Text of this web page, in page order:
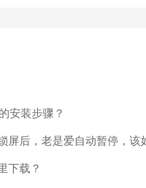
安装步骤？
屏后，老是爱自动暂停，该
下载？